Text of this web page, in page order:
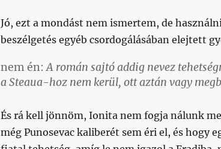
Jó, ezt a mondást nem ismertem, de
beszélgetés egyéb csordogálásában elejtett
nem én: A román sajtó addig nevez
a Steaua-hoz nem kerül, ott aztán vagy
És rá kell jönnöm, Ionita nem fogja nálunk
még Punosevac kaliberét sem éri el, és hogy